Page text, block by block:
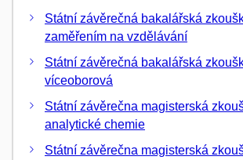
Státní závěrečná bakalářská
zaměřením na vzdělávání
Státní závěrečná bakalářská
víceoborová
Státní závěrečna magisterská
analytické chemie
Státní závěrečna magisterská